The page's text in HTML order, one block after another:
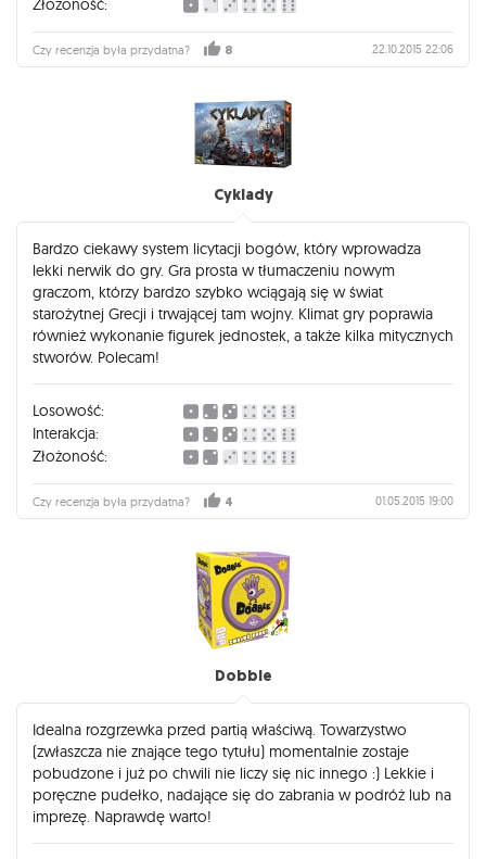
Złożoność:
Czy recenzja była przydatna? 8 22.10.2015 22:06
Cyklady
Bardzo ciekawy system licytacji bogów, który wprowadza
lekki nerwik do gry. Gra prosta w tłumaczeniu nowym
graczom, którzy bardzo szybko wciągają się w świat
starożytnej Grecji i trwającej tam wojny. Klimat gry poprawia
również wykonanie figurek jednostek, a także kilka mitycznych
stworów. Polecam!
Losowość:
Interakcja:
Złożoność:
Czy recenzja była przydatna? 4 01.05.2015 19:00
Dobble
Idealna rozgrzewka przed partią właściwą. Towarzystwo
(zwłaszcza nie znające tego tytułu) momentalnie zostaje
pobudzone i już po chwili nie liczy się nic innego :) Lekkie i
poręczne pudełko, nadające się do zabrania w podróż lub na
imprezę. Naprawdę warto!